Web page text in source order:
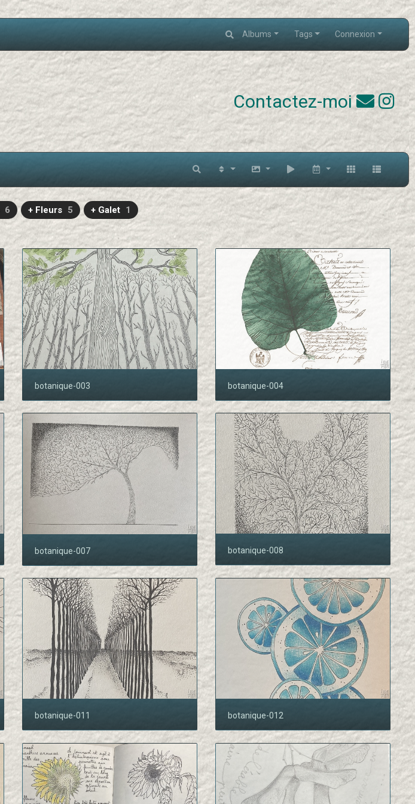
Albums Tags Connexion
Contactez-moi
6 + Fleurs 5 + Galet 1
botanique-003 botanique-004
botanique-007 botanique-008
botanique-011 botanique-012